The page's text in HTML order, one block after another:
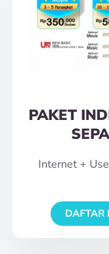
PAKET
Internet +
DAFTAR